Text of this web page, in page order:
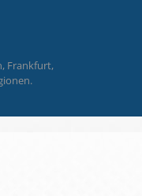
Frankfurt,